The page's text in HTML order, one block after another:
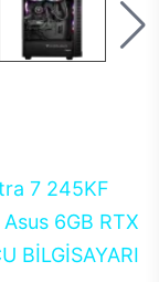
7 245KF
6GB RTX
BİLGİSAYARI